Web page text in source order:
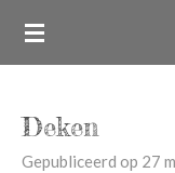
Ga
hoofdinhoud
Deken
Gepubliceerd op 27